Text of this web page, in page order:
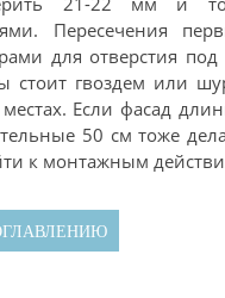
Пересечения
для отверстия
стоит гвоздем или
Если фасад
50 см тоже
к монтажным